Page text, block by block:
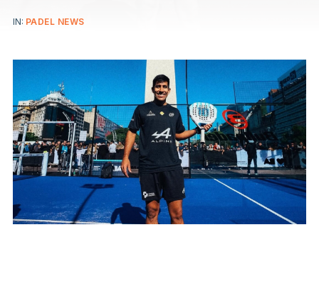
IN: PADEL NEWS